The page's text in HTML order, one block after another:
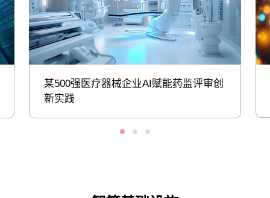
某500强医疗器械企业AI赋能药监评审创
新实践